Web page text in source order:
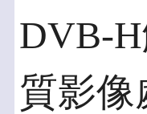
DVB-
質影